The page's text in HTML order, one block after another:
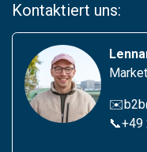
Kontaktiert uns:
📞+49